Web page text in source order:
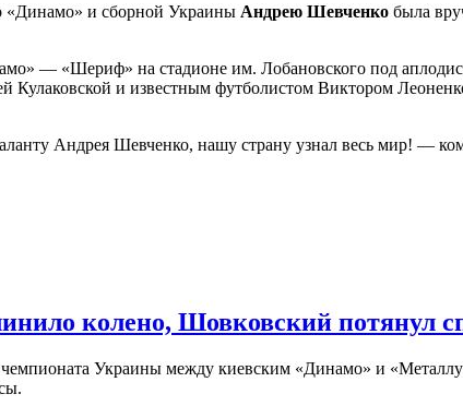
«Динамо» и сборной Украины Андрею Шевченко была
— «Шериф» на стадионе им. Лобановского под
Кулаковской и известным футболистом Виктором
Андрея Шевченко, нашу страну узнал весь мир! —
колено, Шовковский потянул
Украины между киевским «Динамо» и